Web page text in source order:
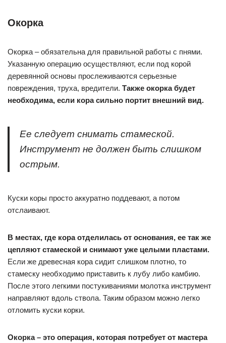
Окорка
Окорка – обязательна для правильной работы с пнями.
Указанную операцию осуществляют, если под корой
деревянной основы прослеживаются серьезные
повреждения, труха, вредители. Также окорка будет
необходима, если кора сильно портит внешний вид.
Ее следует снимать стамеской.
Инструмент не должен быть слишком
острым.
Куски коры просто аккуратно поддевают, а потом
отслаивают.
В местах, где кора отделилась от основания, ее так же
цепляют стамеской и снимают уже целыми пластами.
Если же древесная кора сидит слишком плотно, то
стамеску необходимо приставить к лубу либо камбию.
После этого легкими постукиваниями молотка инструмент
направляют вдоль ствола. Таким образом можно легко
отломить куски корки.
Окорка – это операция, которая потребует от мастера